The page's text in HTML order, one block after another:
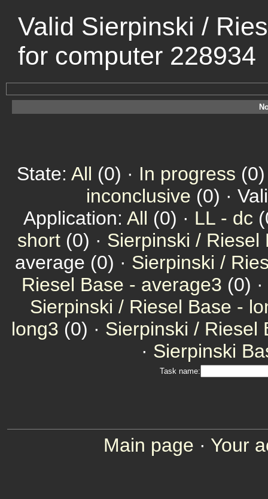
Valid Sierpinski /
for computer 228934
State: All (0) · In progress
inconclusive (0) ·
Application: All (0) · LL - dc
short (0) · Sierpinski / Riesel
average (0) · Sierpinski /
Riesel Base - average3 (0) ·
Sierpinski / Riesel Base -
long3 (0) · Sierpinski / Riesel
· Sierpinski
Task name:
Main page · Your